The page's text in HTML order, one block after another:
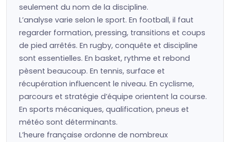
seulement du nom de la discipline.
L’analyse varie selon le sport. En football, il faut
regarder formation, pressing, transitions et coups
de pied arrêtés. En rugby, conquête et discipline
sont essentielles. En basket, rythme et rebond
pèsent beaucoup. En tennis, surface et
récupération influencent le niveau. En cyclisme,
parcours et stratégie d’équipe orientent la course.
En sports mécaniques, qualification, pneus et
météo sont déterminants.
L’heure française ordonne de nombreux